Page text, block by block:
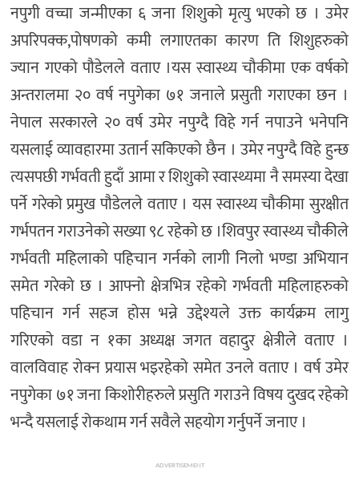
नपुगी वच्चा जन्मीएका ६ जना शिशुको मृत्यु भएको छ । उमेर
अपरिपक्क,पोषणको कमी लगाएतका कारण ति शिशुहरुको
ज्यान गएको पौडेलले वताए ।यस स्वास्थ्य चौकीमा एक वर्षको
अन्तरालमा २० वर्ष नपुगेका ७१ जनाले प्रसुती गराएका छन ।
नेपाल सरकारले २० वर्ष उमेर नपुग्दै विहे गर्न नपाउने भनेपनि
यसलाई व्यावहारमा उतार्न सकिएको छैन । उमेर नपुग्दै विहे हुन्छ
त्यसपछी गर्भवती हुदाँ आमा र शिशुको स्वास्थ्यमा नै समस्या देखा
पर्ने गरेको प्रमुख पौडेलले वताए । यस स्वास्थ्य चौकीमा सुरक्षीत
गर्भपतन गराउनेको सख्या ९८ रहेको छ ।शिवपुर स्वास्थ्य चौकीले
गर्भवती महिलाको पहिचान गर्नको लागी निलो भण्डा अभियान
समेत गरेको छ । आफ्नो क्षेत्रभित्र रहेको गर्भवती महिलाहरुको
पहिचान गर्न सहज होस भन्ने उद्देश्यले उक्त कार्यक्रम लागु
गरिएको वडा न १का अध्यक्ष जगत वहादुर क्षेत्रीले वताए ।
वालविवाह रोक्न प्रयास भइरहेको समेत उनले वताए । वर्ष उमेर
नपुगेका ७१ जना किशोरीहरुले प्रसुति गराउने विषय दुखद रहेको
भन्दै यसलाई रोकथाम गर्न सवैले सहयोग गर्नुपर्ने जनाए ।
ADVERTISEMENT